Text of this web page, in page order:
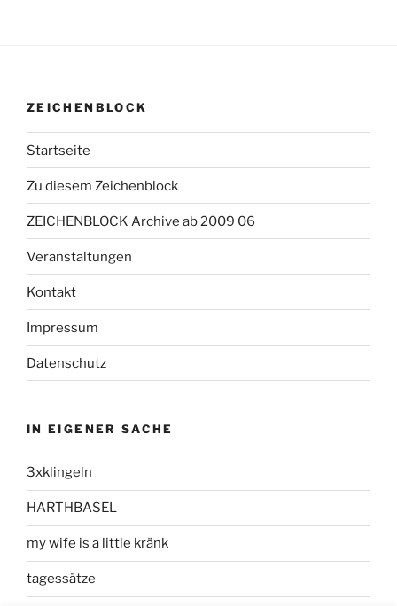
ZEICHENBLOCK
Startseite
Zu diesem Zeichenblock
ZEICHENBLOCK Archive ab 2009 06
Veranstaltungen
Kontakt
Impressum
Datenschutz
IN EIGENER SACHE
3xklingeln
HARTHBASEL
my wife is a little kränk
tagessätze